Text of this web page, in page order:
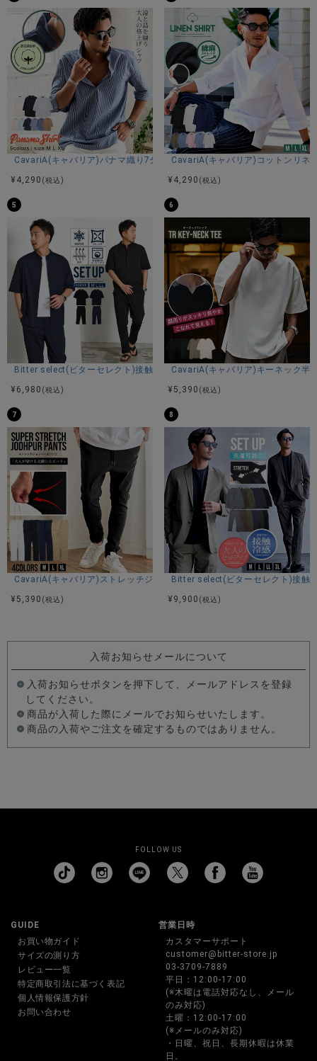
CavariA(キャバリア)パナマ織り7分袖カプリシャツ/全9色
¥ 4,290 (税込)
CavariA(キャバリア)コットンリネ
¥ 4,290 (税込)
5
Bitter select(ビターセレクト)接触冷感スーパーストレッチバンドカラー
¥ 6,980 (税込)
6
CavariA(キャバリア)キーネック半
¥ 5,390 (税込)
7
CavariA(キャバリア)ストレッチジョッパーパンツ/全4色
¥ 5,390 (税込)
8
Bitter select(ビターセレクト)接触
¥ 9,900 (税込)
入荷お知らせメールについて
入荷お知らせボタンを押下して、メールアドレスを登録
してください。
商品が入荷した際にメールでお知らせいたします。
商品の入荷やご注文を確定するものではありません。
FOLLOW US
GUIDE
お買い物ガイド
サイズの測り方
レビュー一覧
特定商取引法に基づく表記
個人情報保護方針
お問い合わせ
営業日時
カスタマーサポート
customer@bitter-store.jp
03-3709-7889
平日：12:00-17:00
(※木曜は電話対応なし、メール
のみ対応)
土曜：12:00-17:00
(※メールのみ対応)
・日曜、祝日、長期休暇は休業
日。